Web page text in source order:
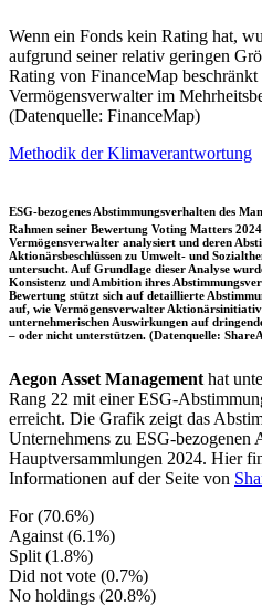
Wenn ein Fonds kein Rating hat,
aufgrund seiner relativ geringen
Rating von FinanceMap
Vermögensverwalter im
(Datenquelle: FinanceMap)
Methodik der Klimaverantwortung
ESG-bezogenes Abstimmungsverhalten des
Rahmen seiner Bewertung Voting Matters
Vermögensverwalter analysiert und deren
Aktionärsbeschlüssen zu Umwelt- und
untersucht. Auf Grundlage dieser Analyse
Konsistenz und Ambition ihres
Bewertung stützt sich auf detaillierte
auf, wie Vermögensverwalter
unternehmerischen Auswirkungen auf
– oder nicht unterstützen. (Datenquelle:
Aegon Asset Management hat
Rang 22 mit einer ESG-
erreicht. Die Grafik zeigt das
Unternehmens zu ESG-bezogenen
Hauptversammlungen 2024. Hier
Informationen auf der Seite von
For (70.6%)
Against (6.1%)
Split (1.8%)
Did not vote (0.7%)
No holdings (20.8%)